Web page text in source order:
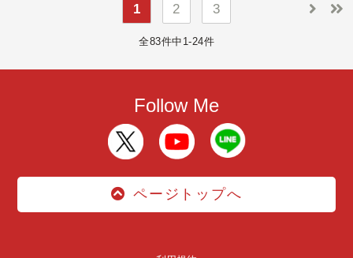
1 2 3
全83件中1-24件
Follow Me
ページトップへ